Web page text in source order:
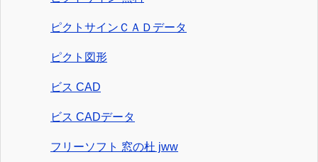
ピクトサインＣＡＤデータ
ピクト図形
ビス CAD
ビス CADデータ
フリーソフト 窓の杜 jww